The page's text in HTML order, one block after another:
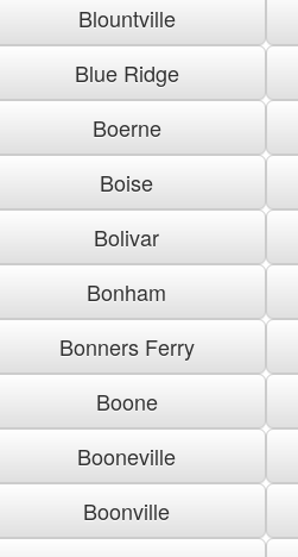
Blountville
Blue Ridge
Boerne
Boise
Bolivar
Bonham
Bonners Ferry
Boone
Booneville
Boonville